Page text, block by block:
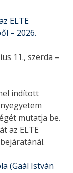
ELTE
– 2026.
11., szerda –
indított
mutatja be.
az ELTE
(Gaál István